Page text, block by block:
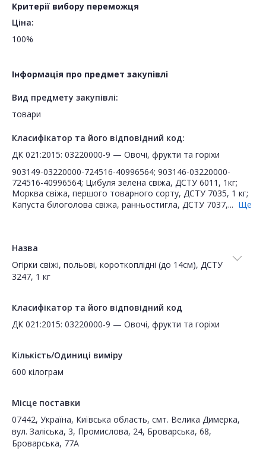
Критерії вибору переможця
Ціна:
100%
Інформація про предмет закупівлі
Вид предмету закупівлі:
товари
Класифікатор та його відповідний код:
ДК 021:2015: 03220000-9 — Овочі, фрукти та горіхи
903149-03220000-724516-40996564; 903146-03220000-
724516-40996564; Цибуля зелена свіжа, ДСТУ 6011, 1кг;
Морква свіжа, першого товарного сорту, ДСТУ 7035, 1 кг;
Капуста білоголова свіжа, ранньостигла, ДСТУ 7037,... Ще
Назва
Огірки свіжі, польові, короткоплідні (до 14см), ДСТУ
3247, 1 кг
Класифікатор та його відповідний код
ДК 021:2015: 03220000-9 — Овочі, фрукти та горіхи
Кількість/Одиниці виміру
600 кілограм
Місце поставки
07442, Україна, Київська область, смт. Велика Димерка,
вул. Заліська, 3, Промислова, 24, Броварська, 68,
Броварська, 77А